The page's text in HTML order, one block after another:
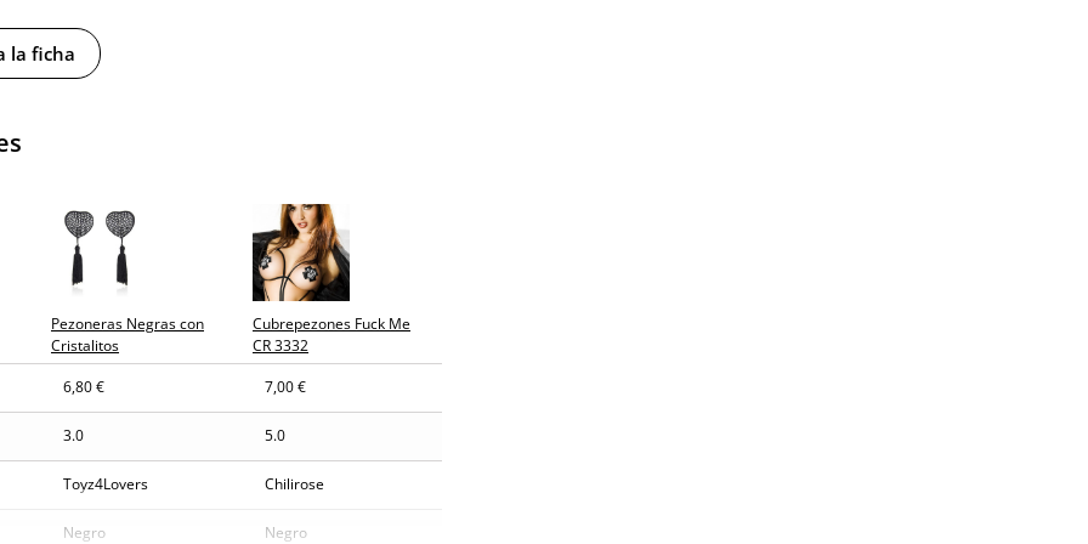
sin distintivos
(fecha estimada)
la ficha
Pezoneras Negras con
Cristalitos
Cubrepezones Fuck Me
CR 3332
6,80 € 7,00 €
3.0 5.0
Toyz4Lovers Chilirose
Negro Negro